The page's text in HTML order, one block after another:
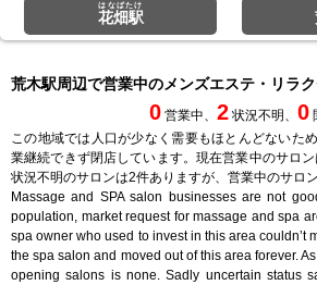
花畑駅
はなばたけ
荒木駅周辺で営業中のメンズエステ・リラ
0 営業中、 2 状況不明、 0
この地域では人口が少なく需要もほとんどないた
業継続できず閉店しています。現在営業中のサロ
状況不明のサロンは2件ありますが、営業中のサロ
Massage and SPA salon businesses are not
population, market request for massage and spa
spa owner who used to invest in this area couldn’t
the spa salon and moved out of this area forever.
opening salons is none. Sadly uncertain status